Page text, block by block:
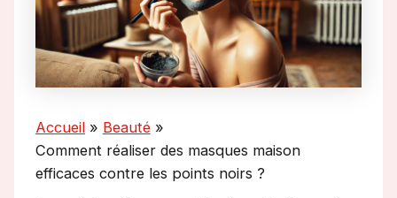
Accueil
Beauté
Comment réaliser des masques maison
efficaces contre les points noirs ?